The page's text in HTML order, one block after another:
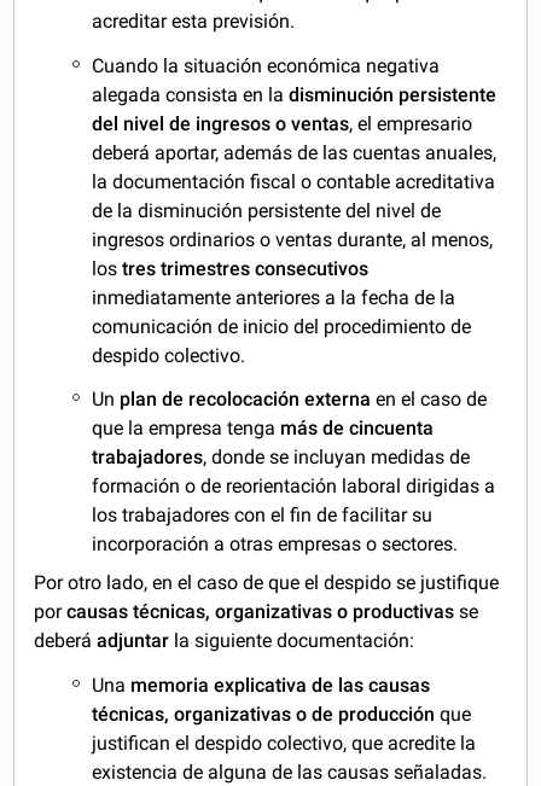
acreditar esta previsión.
Cuando la situación económica negativa
alegada consista en ladisminución persistente
del nivel de ingresos o ventas, el empresario
deberá aportar, además de las cuentas anuales,
la documentación fiscal o contable acreditativa
de la disminución persistente del nivel de
ingresos ordinarios o ventas durante, al menos,
lostres trimestres consecutivos
inmediatamente anteriores a la fecha de la
comunicación de inicio del procedimiento de
despido colectivo.
Un plan de recolocación externa en el caso de
que la empresa tenga más de cincuenta
trabajadores, donde se incluyan medidas de
formación o de reorientación laboral dirigidas a
los trabajadores con el fin de facilitar su
incorporación a otras empresas o sectores.
Por otro lado, en el caso de que el despido se justifique
porcausas técnicas, organizativas o productivas se
deberáadjuntar la siguiente documentación:
Una memoria explicativa de las causas
técnicas, organizativas o de producción que
justifican el despido colectivo, que acredite la
existencia de alguna de las causas señaladas.